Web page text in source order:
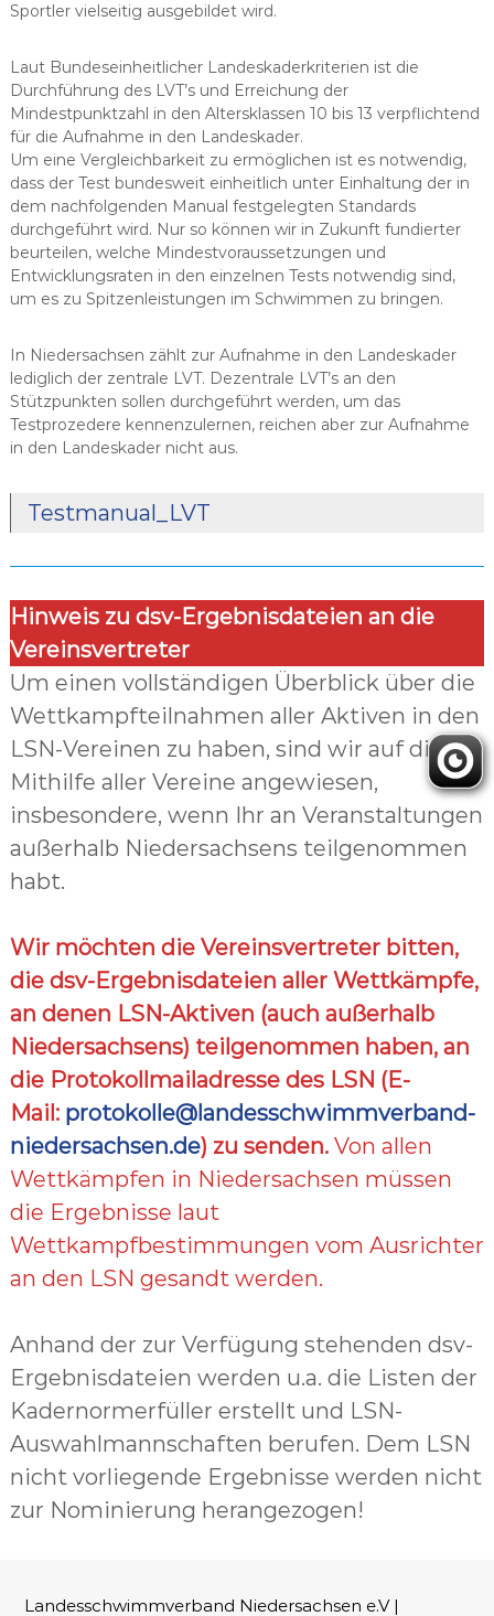
Sportler vielseitig ausgebildet wird.
Laut Bundeseinheitlicher Landeskaderkriterien ist die
Durchführung des LVT’s und Erreichung der
Mindestpunktzahl in den Altersklassen 10 bis 13 verpflichtend
für die Aufnahme in den Landeskader.
Um eine Vergleichbarkeit zu ermöglichen ist es notwendig,
dass der Test bundesweit einheitlich unter Einhaltung der in
dem nachfolgenden Manual festgelegten Standards
durchgeführt wird. Nur so können wir in Zukunft fundierter
beurteilen, welche Mindestvoraussetzungen und
Entwicklungsraten in den einzelnen Tests notwendig sind,
um es zu Spitzenleistungen im Schwimmen zu bringen.
In Niedersachsen zählt zur Aufnahme in den Landeskader
lediglich der zentrale LVT. Dezentrale LVT’s an den
Stützpunkten sollen durchgeführt werden, um das
Testprozedere kennenzulernen, reichen aber zur Aufnahme
in den Landeskader nicht aus.
Testmanual_LVT
Hinweis zu dsv-Ergebnisdateien an die
Vereinsvertreter
Um einen vollständigen Überblick über die
Wettkampfteilnahmen aller Aktiven in den
LSN-Vereinen zu haben, sind wir auf die
Mithilfe aller Vereine angewiesen,
insbesondere, wenn Ihr an Veranstaltungen
außerhalb Niedersachsens teilgenommen
habt.
Wir möchten die Vereinsvertreter bitten,
die dsv-Ergebnisdateien aller Wettkämpfe,
an denen LSN-Aktiven (auch außerhalb
Niedersachsens) teilgenommen haben, an
die Protokollmailadresse des LSN (E-
Mail: protokolle@landesschwimmverband-
niedersachsen.de) zu senden. Von allen
Wettkämpfen in Niedersachsen müssen
die Ergebnisse laut
Wettkampfbestimmungen vom Ausrichter
an den LSN gesandt werden.
Anhand der zur Verfügung stehenden dsv-
Ergebnisdateien werden u.a. die Listen der
Kadernormerfüller erstellt und LSN-
Auswahlmannschaften berufen. Dem LSN
nicht vorliegende Ergebnisse werden nicht
zur Nominierung herangezogen!
Landesschwimmverband Niedersachsen e.V |